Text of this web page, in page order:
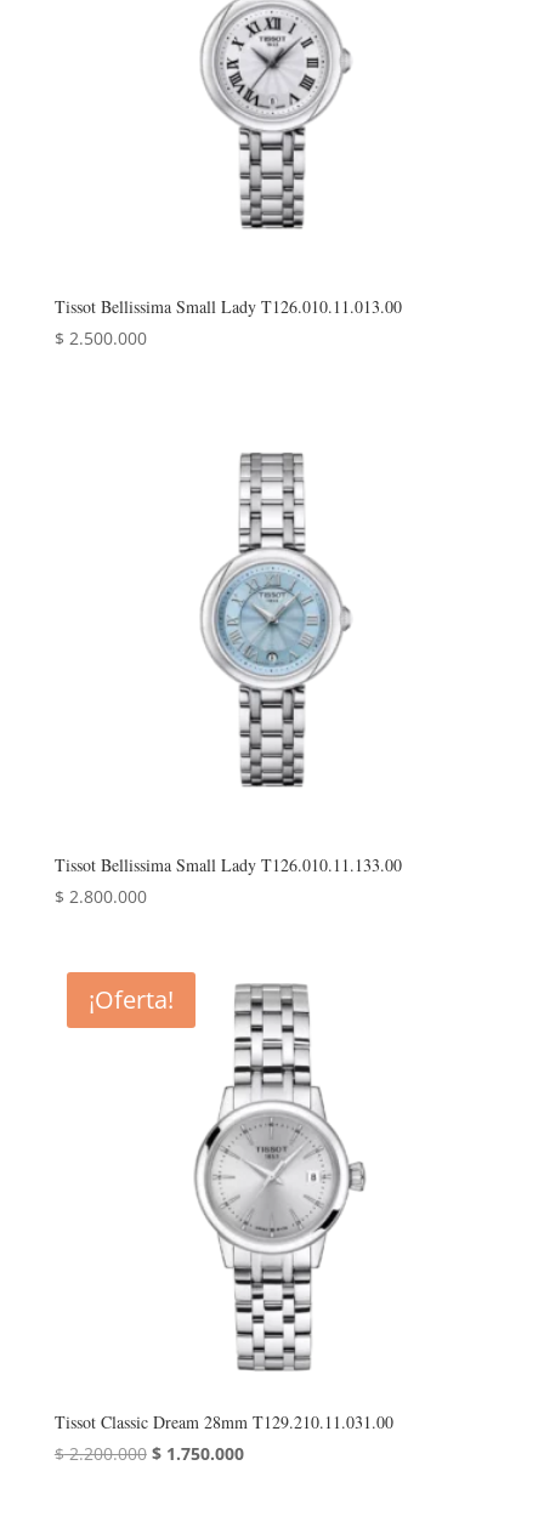
Tissot Bellissima Small Lady T126.010.11.013.00
$ 2.500.000
Tissot Bellissima Small Lady T126.010.11.133.00
$ 2.800.000
¡Oferta!
Tissot Classic Dream 28mm T129.210.11.031.00
$2.200.000 El
$1.750.000El